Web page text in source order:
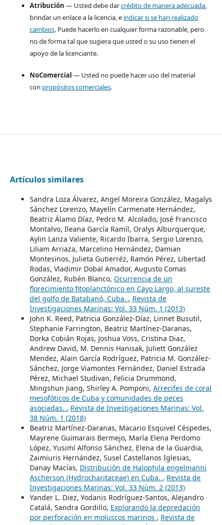
Atribución — Usted debe darcrédito de manera adecuada,
brindar un enlace a la licencia, e indicar si se han realizado
cambios. Puede hacerlo en cualquier forma razonable, pero
no de forma tal que sugiera que usted o su uso tienen el
apoyo de la licenciante.
NoComercial — Usted no puede hacer uso del material
con propósitos comerciales.
Artículos similares
Sandra Loza Álvarez, Angel Moreira González, Magalys
Sánchez Lorenzo, Mayelín Carmenate Hernández,
Beatriz Álamo Díaz, Pedro M. Alcolado, José Francisco
Montalvo, Ileana García Ramíl, Oralys Alburquerque,
Aylin Lanza Valiente, Ricardo Ibarra, Sergio Lorenzo,
Liliam Arriaza, Marcelino Hernández, Damian
Montesinos, Julieta Gutierréz, Ramón Pérez, Libertad
Rodas, Vladimir Dobal Amador, Augusto Comas
González, Rubén Blanco, Ocurrencia de un
florecimiento fitoplanctónico en Cayo Largo, al sureste
del golfo de Batabanó, Cuba. , Revista de
Investigaciones Marinas: Vol. 33 Núm. 1 (2013)
John K. Reed, Patricia González-Díaz, Linnet Busutil,
Stephanie Farrington, Beatriz Martínez-Daranas,
Dorka Cobián Rojas, Joshua Voss, Cristina Diaz,
Andrew David, M. Dennis Hanisak, Juliett González
Mendez, Alain García Rodríguez, Patricia M. González-
Sánchez, Jorge Viamontes Fernández, Daniel Estrada
Pérez, Michael Studivan, Felicia Drummond,
Mingshun Jiang, Shirley A. Pomponi, Arrecifes de coral
mesofóticos de Cuba y comunidades de peces
asociadas. , Revista de Investigaciones Marinas: Vol.
38 Núm. 1 (2018)
Beatriz Martínez-Daranas, Macario Esquivel Céspedes,
Mayrene Guimarais Bermejo, María Elena Perdomo
López, Yusimí Alfonso Sánchez, Elena de la Guardia,
Zaimiuris Hernández, Susel Castellanos Iglesias,
Danay Macías, Distribución de Halophila engelmanni
Ascherson (Hydrocharitaceae) en Cuba. , Revista de
Investigaciones Marinas: Vol. 33 Núm. 2 (2013)
Yander L. Diez, Yodanis Rodríguez-Santos, Alejandro
Catalá, Sandra Gordillo, Explorando la depredación
por perforación en moluscos marinos , Revista de